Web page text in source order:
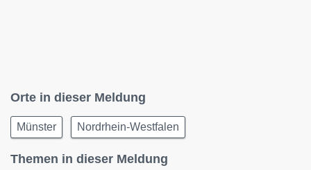
Orte in dieser Meldung
Münster Nordrhein-Westfalen
Themen in dieser Meldung